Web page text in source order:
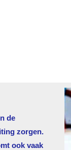
de
zorgen.
ook vaak